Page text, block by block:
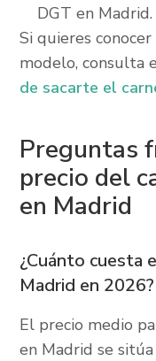
DGT en Madrid.
Si quieres
modelo, consulta
de sacarte el
Preguntas
precio del
en Madrid
¿Cuánto cuesta
Madrid en 2026?
El precio medio
en Madrid se